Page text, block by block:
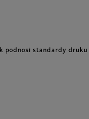
podnosi standardy